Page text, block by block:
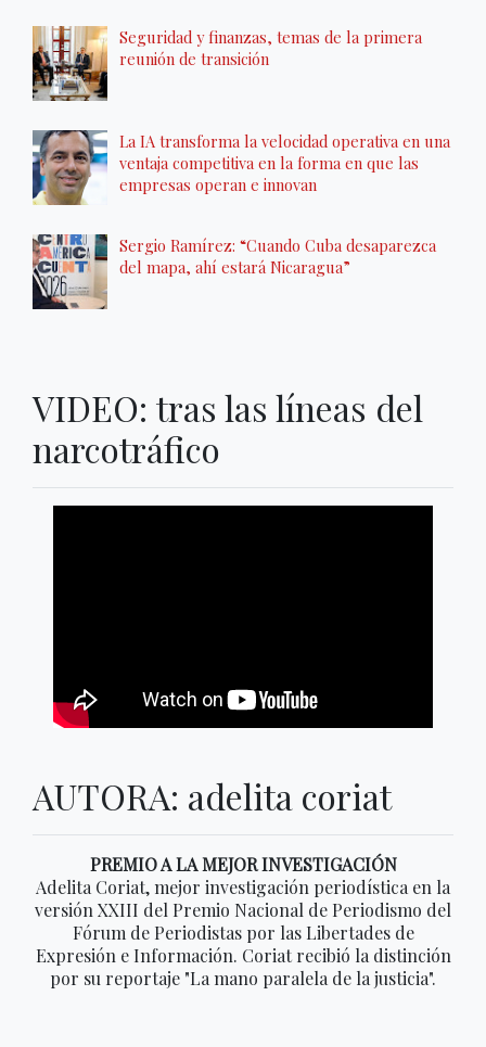
Seguridad y finanzas, temas de la primera
reunión de transición
La IA transforma la velocidad operativa en una
ventaja competitiva en la forma en que las
empresas operan e innovan
Sergio Ramírez: “Cuando Cuba desaparezca
del mapa, ahí estará Nicaragua”
VIDEO: tras las líneas del
narcotráfico
AUTORA: adelita coriat
PREMIO A LA MEJOR INVESTIGACIÓN
Adelita Coriat, mejor investigación periodística en la
versión XXIII del Premio Nacional de Periodismo del
Fórum de Periodistas por las Libertades de
Expresión e Información. Coriat recibió la distinción
por su reportaje "La mano paralela de la justicia".